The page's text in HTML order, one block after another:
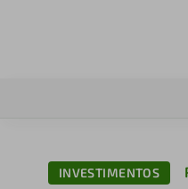
INVESTIMENTOS